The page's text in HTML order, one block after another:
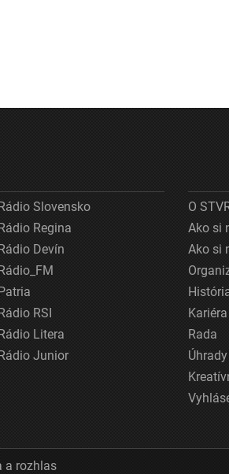
Slovensko
Regina
Devín
RSI
Litera
Junior
O
Ako si
Ako si
Kariéra
Rada
Úhrady
a rozhlas